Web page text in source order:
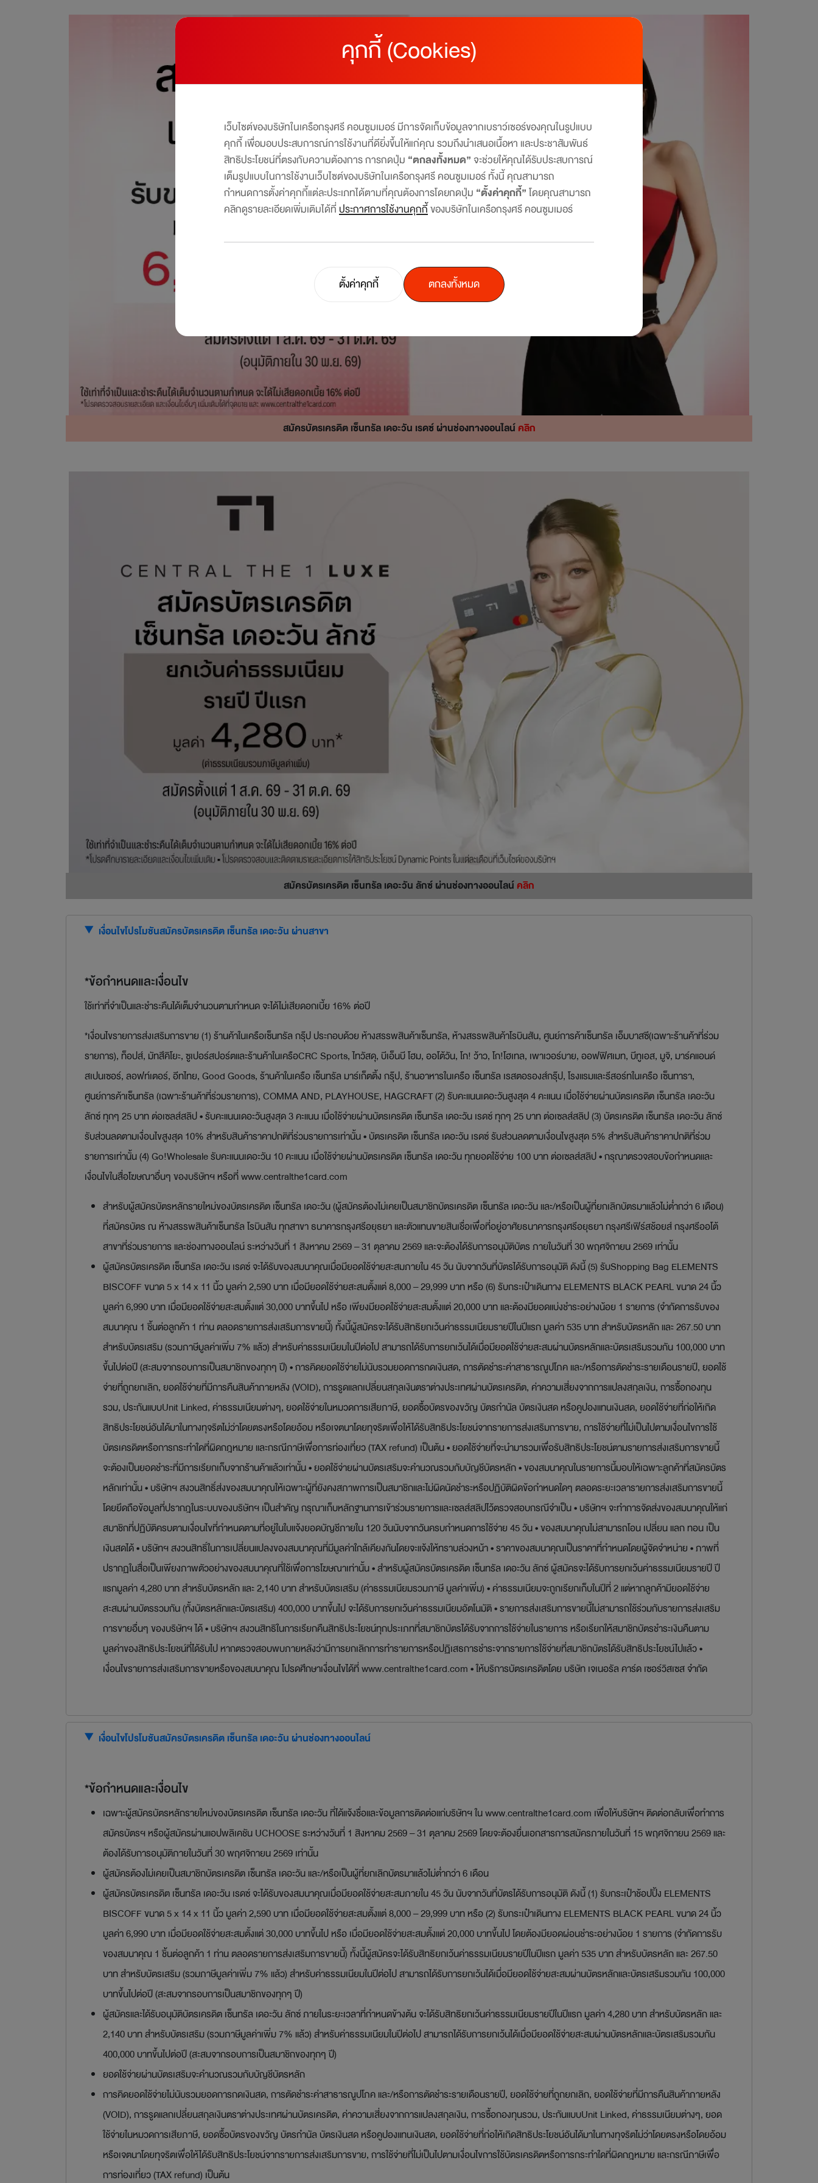
สมัครบัตรเครดิต เซ็นทรัล เดอะวัน เรดซ์ ผ่านช่องทางออนไลน์คลิก
สมัครบัตรเครดิต เซ็นทรัล เดอะวัน ลักซ์ ผ่านช่องทางออนไลน์คลิก
เงื่อนไขโปรโมชันสมัครบัตรเครดิต เซ็นทรัล เดอะวัน ผ่านสาขา
*ข้อกำหนดและเงื่อนไข
ใช้เท่าที่จำเป็นและชำระคืนได้เต็มจำนวนตามกำหนด จะได้ไม่เสียดอกเบี้ย 16% ต่อปี
*เงื่อนไขรายการส่งเสริมการขาย (1) ร้านค้าในเครือเซ็นทรัล กรุ๊ป ประกอบด้วย ห้างสรรพสินค้าเซ็นทรัล, ห้างสรรพสินค้าโรบินสัน, ศูนย์การค้าเซ็นทรัล เอ็มบาสซี(เฉพาะร้านค้าที่ร่วม
รายการ), ท็อปส์, มัทสึคิโยะ, ซูเปอร์สปอร์ตและร้านค้าในเครือCRC Sports, ไทวัสดุ, บีเอ็นบี โฮม, ออโต้วัน, โก! ว้าว, โก!โฮเทล, เพาเวอร์บาย, ออฟฟิศเมท, บีทูเอส, มูจิ, มาร์คแอนด์
สเปนเซอร์, ลอฟท์เตอร์, อีทไทย, Good Goods, ร้านค้าในเครือ เซ็นทรัล มาร์เก็ตติ้ง กรุ๊ป, ร้านอาหารในเครือ เซ็นทรัล เรสตอรองส์กรุ๊ป, โรงแรมและรีสอร์ทในเครือ เซ็นทารา,
ศูนย์การค้าเซ็นทรัล (เฉพาะร้านค้าที่ร่วมรายการ), COMMA AND, PLAYHOUSE, HAGCRAFT (2) รับคะแนนเดอะวันสูงสุด 4 คะแนน เมื่อใช้จ่ายผ่านบัตรเครดิต เซ็นทรัล เดอะวัน
ลักซ์ ทุกๆ 25 บาท ต่อเซลส์สลิป • รับคะแนนเดอะวันสูงสุด 3 คะแนน เมื่อใช้จ่ายผ่านบัตรเครดิต เซ็นทรัล เดอะวัน เรดซ์ ทุกๆ 25 บาท ต่อเซลส์สลิป (3) บัตรเครดิต เซ็นทรัล เดอะวัน ลักซ์
รับส่วนลดตามเงื่อนไขสูงสุด 10% สำหรับสินค้าราคาปกติที่ร่วมรายการเท่านั้น • บัตรเครดิต เซ็นทรัล เดอะวัน เรดซ์ รับส่วนลดตามเงื่อนไขสูงสุด 5% สำหรับสินค้าราคาปกติที่ร่วม
รายการเท่านั้น (4) Go!Wholesale รับคะแนนเดอะวัน 10 คะแนน เมื่อใช้จ่ายผ่านบัตรเครดิต เซ็นทรัล เดอะวัน ทุกยอดใช้จ่าย 100 บาท ต่อเซลส์สลิป • กรุณาตรวจสอบข้อกำหนดและ
เงื่อนไขในสื่อโฆษณาอื่นๆ ของบริษัทฯ หรือที่www.centralthe1card.com
สำหรับผู้สมัครบัตรหลักรายใหม่ของบัตรเครดิต เซ็นทรัล เดอะวัน (ผู้สมัครต้องไม่เคยเป็นสมาชิกบัตรเครดิต เซ็นทรัล เดอะวัน และ/หรือเป็นผู้ที่ยกเลิกบัตรมาแล้วไม่ต่ำกว่า 6 เดือน)
ที่สมัครบัตร ณ ห้างสรรพสินค้าเซ็นทรัล โรบินสัน ทุกสาขา ธนาคารกรุงศรีอยุธยา และตัวแทนขายสินเชื่อเพื่อที่อยู่อาศัยธนาคารกรุงศรีอยุธยา กรุงศรีเฟิร์สช้อยส์ กรุงศรีออโต้
สาขาที่ร่วมรายการ และช่องทางออนไลน์ ระหว่างวันที่ 1 สิงหาคม 2569 – 31 ตุลาคม 2569 และจะต้องได้รับการอนุมัติบัตร ภายในวันที่ 30 พฤศจิกายน 2569 เท่านั้น
ผู้สมัครบัตรเครดิต เซ็นทรัล เดอะวัน เรดซ์ จะได้รับของสมนาคุณเมื่อมียอดใช้จ่ายสะสมภายใน 45 วัน นับจากวันที่บัตรได้รับการอนุมัติ ดังนี้ (5) รับShopping Bag ELEMENTS
BISCOFF ขนาด 5 x 14 x 11 นิ้ว มูลค่า 2,590 บาท เมื่อมียอดใช้จ่ายสะสมตั้งแต่ 8,000 – 29,999 บาท หรือ (6) รับกระเป๋าเดินทาง ELEMENTS BLACK PEARL ขนาด 24 นิ้ว
มูลค่า 6,990 บาท เมื่อมียอดใช้จ่ายสะสมตั้งแต่ 30,000 บาทขึ้นไป หรือ เพียงมียอดใช้จ่ายสะสมตั้งแต่ 20,000 บาท และต้องมียอดแบ่งชำระอย่างน้อย 1 รายการ (จำกัดการรับของ
สมนาคุณ 1 ชิ้นต่อลูกค้า 1 ท่าน ตลอดรายการส่งเสริมการขายนี้) ทั้งนี้ผู้สมัครจะได้รับสิทธิยกเว้นค่าธรรมเนียมรายปีในปีแรก มูลค่า 535 บาท สำหรับบัตรหลัก และ 267.50 บาท
สำหรับบัตรเสริม (รวมภาษีมูลค่าเพิ่ม 7% แล้ว) สำหรับค่าธรรมเนียมในปีต่อไป สามารถได้รับการยกเว้นได้เมื่อมียอดใช้จ่ายสะสมผ่านบัตรหลักและบัตรเสริมรวมกัน 100,000 บาท
ขึ้นไปต่อปี (สะสมจากรอบการเป็นสมาชิกของทุกๆ ปี) • การคิดยอดใช้จ่ายไม่นับรวมยอดการกดเงินสด, การตัดชำระค่าสาธารณูปโภค และ/หรือการตัดชำระรายเดือนรายปี, ยอดใช้
จ่ายที่ถูกยกเลิก, ยอดใช้จ่ายที่มีการคืนสินค้าภายหลัง (VOID), การรูดแลกเปลี่ยนสกุลเงินตราต่างประเทศผ่านบัตรเครดิต, ค่าความเสี่ยงจากการแปลงสกุลเงิน, การซื้อกองทุน
รวม, ประกันแบบUnit Linked, ค่าธรรมเนียมต่างๆ, ยอดใช้จ่ายในหมวดการเสียภาษี, ยอดซื้อบัตรของขวัญ บัตรกำนัล บัตรเงินสด หรือคูปองแทนเงินสด, ยอดใช้จ่ายที่ก่อให้เกิด
สิทธิประโยชน์อันได้มาในทางทุจริตไม่ว่าโดยตรงหรือโดยอ้อม หรือเจตนาโดยทุจริตเพื่อให้ได้รับสิทธิประโยชน์จากรายการส่งเสริมการขาย, การใช้จ่ายที่ไม่เป็นไปตามเงื่อนไขการใช้
บัตรเครดิตหรือการกระทำใดที่ผิดกฎหมาย และกรณีภาษีเพื่อการท่องเที่ยว (TAX refund) เป็นต้น • ยอดใช้จ่ายที่จะนำมารวมเพื่อรับสิทธิประโยชน์ตามรายการส่งเสริมการขายนี้
จะต้องเป็นยอดชำระที่มีการเรียกเก็บจากร้านค้าแล้วเท่านั้น • ยอดใช้จ่ายผ่านบัตรเสริมจะคำนวณรวมกับบัญชีบัตรหลัก • ของสมนาคุณในรายการนี้มอบให้เฉพาะลูกค้าที่สมัครบัตร
หลักเท่านั้น • บริษัทฯ สงวนสิทธิ์ส่งของสมนาคุณให้เฉพาะผู้ที่ยังคงสภาพการเป็นสมาชิกและไม่ผิดนัดชำระหรือปฏิบัติผิดข้อกำหนดใดๆ ตลอดระยะเวลารายการส่งเสริมการขายนี้
โดยยึดถือข้อมูลที่ปรากฎในระบบของบริษัทฯ เป็นสำคัญ กรุณาเก็บหลักฐานการเข้าร่วมรายการและเซลส์สลิปไว้ตรวจสอบกรณีจำเป็น • บริษัทฯ จะทำการจัดส่งของสมนาคุณให้แก่
สมาชิกที่ปฏิบัติครบตามเงื่อนไขที่กำหนดตามที่อยู่ในใบแจ้งยอดบัญชีภายใน 120 วันนับจากวันครบกำหนดการใช้จ่าย 45 วัน • ของสมนาคุณไม่สามารถโอน เปลี่ยน แลก ทอน เป็น
เงินสดได้ • บริษัทฯ สงวนสิทธิ์ในการเปลี่ยนแปลงของสมนาคุณที่มีมูลค่าใกล้เคียงกันโดยจะแจ้งให้ทราบล่วงหน้า • ราคาของสมนาคุณเป็นราคาที่กำหนดโดยผู้จัดจำหน่าย • ภาพที่
ปรากฏในสื่อเป็นเพียงภาพตัวอย่างของสมนาคุณที่ใช้เพื่อการโฆษณาเท่านั้น • สำหรับผู้สมัครบัตรเครดิต เซ็นทรัล เดอะวัน ลักซ์ ผู้สมัครจะได้รับการยกเว้นค่าธรรมเนียมรายปี ปี
แรกมูลค่า 4,280 บาท สำหรับบัตรหลัก และ 2,140 บาท สำหรับบัตรเสริม (ค่าธรรมเนียมรวมภาษี มูลค่าเพิ่ม) • ค่าธรรมเนียมจะถูกเรียกเก็บในปีที่ 2 แต่หากลูกค้ามียอดใช้จ่าย
สะสมผ่านบัตรรวมกัน (ทั้งบัตรหลักและบัตรเสริม) 400,000 บาทขึ้นไป จะได้รับการยกเว้นค่าธรรมเนียมอัตโนมัติ • รายการส่งเสริมการขายนี้ไม่สามารถใช้ร่วมกับรายการส่งเสริม
การขายอื่นๆ ของบริษัทฯ ได้ • บริษัทฯ สงวนสิทธิในการเรียกคืนสิทธิประโยชน์ทุกประเภทที่สมาชิกบัตรได้รับจากการใช้จ่ายในรายการ หรือเรียกให้สมาชิกบัตรชำระเงินคืนตาม
มูลค่าของสิทธิประโยชน์ที่ได้รับไป หากตรวจสอบพบภายหลังว่ามีการยกเลิกการทำรายการหรือปฏิเสธการชำระจากรายการใช้จ่ายที่สมาชิกบัตรได้รับสิทธิประโยชน์ไปแล้ว •
เงื่อนไขรายการส่งเสริมการขายหรือของสมนาคุณ โปรดศึกษาเงื่อนไขได้ที่ www.centralthe1card.com • ให้บริการบัตรเครดิตโดย บริษัท เจเนอรัล คาร์ด เซอร์วิสเซส จำกัด
เงื่อนไขโปรโมชันสมัครบัตรเครดิต เซ็นทรัล เดอะวัน ผ่านช่องทางออนไลน์
*ข้อกำหนดและเงื่อนไข
เฉพาะผู้สมัครบัตรหลักรายใหม่ของบัตรเครดิต เซ็นทรัล เดอะวัน ที่ได้แจ้งชื่อและข้อมูลการติดต่อแก่บริษัทฯ ใน www.centralthe1card.com เพื่อให้บริษัทฯ ติดต่อกลับเพื่อทำการ
สมัครบัตรฯ หรือผู้สมัครผ่านแอปพลิเคชัน UCHOOSE ระหว่างวันที่ 1 สิงหาคม 2569 – 31 ตุลาคม 2569 โดยจะต้องยื่นเอกสารการสมัครภายในวันที่ 15 พฤศจิกายน 2569 และ
ต้องได้รับการอนุมัติภายในวันที่ 30 พฤศจิกายน 2569 เท่านั้น
ผู้สมัครต้องไม่เคยเป็นสมาชิกบัตรเครดิต เซ็นทรัล เดอะวัน และ/หรือเป็นผู้ที่ยกเลิกบัตรมาแล้วไม่ต่ำกว่า 6 เดือน
ผู้สมัครบัตรเครดิต เซ็นทรัล เดอะวัน เรดซ์ จะได้รับของสมนาคุณเมื่อมียอดใช้จ่ายสะสมภายใน 45 วัน นับจากวันที่บัตรได้รับการอนุมัติ ดังนี้ (1) รับกระเป๋าช้อปปิ้ง ELEMENTS
BISCOFF ขนาด 5 x 14 x 11 นิ้ว มูลค่า 2,590 บาท เมื่อมียอดใช้จ่ายสะสมตั้งแต่ 8,000 – 29,999 บาท หรือ (2) รับกระเป๋าเดินทาง ELEMENTS BLACK PEARL ขนาด 24 นิ้ว
มูลค่า 6,990 บาท เมื่อมียอดใช้จ่ายสะสมตั้งแต่ 30,000 บาทขึ้นไป หรือ เมื่อมียอดใช้จ่ายสะสมตั้งแต่ 20,000 บาทขึ้นไป โดยต้องมียอดผ่อนชำระอย่างน้อย 1 รายการ (จำกัดการรับ
ของสมนาคุณ 1 ชิ้นต่อลูกค้า 1 ท่าน ตลอดรายการส่งเสริมการขายนี้) ทั้งนี้ผู้สมัครจะได้รับสิทธิยกเว้นค่าธรรมเนียมรายปีในปีแรก มูลค่า 535 บาท สำหรับบัตรหลัก และ 267.50
บาท สำหรับบัตรเสริม (รวมภาษีมูลค่าเพิ่ม 7% แล้ว) สำหรับค่าธรรมเนียมในปีต่อไป สามารถได้รับการยกเว้นได้เมื่อมียอดใช้จ่ายสะสมผ่านบัตรหลักและบัตรเสริมรวมกัน 100,000
บาทขึ้นไปต่อปี (สะสมจากรอบการเป็นสมาชิกของทุกๆ ปี)
ผู้สมัครและได้รับอนุมัติบัตรเครดิต เซ็นทรัล เดอะวัน ลักซ์ ภายในระยะเวลาที่กำหนดข้างต้น จะได้รับสิทธิยกเว้นค่าธรรมเนียมรายปีในปีแรก มูลค่า 4,280 บาท สำหรับบัตรหลัก และ
2,140 บาท สำหรับบัตรเสริม (รวมภาษีมูลค่าเพิ่ม 7% แล้ว) สำหรับค่าธรรมเนียมในปีต่อไป สามารถได้รับการยกเว้นได้เมื่อมียอดใช้จ่ายสะสมผ่านบัตรหลักและบัตรเสริมรวมกัน
400,000 บาทขึ้นไปต่อปี (สะสมจากรอบการเป็นสมาชิกของทุกๆ ปี)
ยอดใช้จ่ายผ่านบัตรเสริมจะคำนวณรวมกับบัญชีบัตรหลัก
การคิดยอดใช้จ่ายไม่นับรวมยอดการกดเงินสด, การตัดชำระค่าสาธารณูปโภค และ/หรือการตัดชำระรายเดือนรายปี, ยอดใช้จ่ายที่ถูกยกเลิก, ยอดใช้จ่ายที่มีการคืนสินค้าภายหลัง
(VOID), การรูดแลกเปลี่ยนสกุลเงินตราต่างประเทศผ่านบัตรเครดิต, ค่าความเสี่ยงจากการแปลงสกุลเงิน, การซื้อกองทุนรวม, ประกันแบบUnit Linked, ค่าธรรมเนียมต่างๆ, ยอด
ใช้จ่ายในหมวดการเสียภาษี, ยอดซื้อบัตรของขวัญ บัตรกำนัล บัตรเงินสด หรือคูปองแทนเงินสด, ยอดใช้จ่ายที่ก่อให้เกิดสิทธิประโยชน์อันได้มาในทางทุจริตไม่ว่าโดยตรงหรือโดยอ้อม
หรือเจตนาโดยทุจริตเพื่อให้ได้รับสิทธิประโยชน์จากรายการส่งเสริมการขาย, การใช้จ่ายที่ไม่เป็นไปตามเงื่อนไขการใช้บัตรเครดิตหรือการกระทำใดที่ผิดกฎหมาย และกรณีภาษีเพื่อ
การท่องเที่ยว (TAX refund) เป็นต้น
คุกกี้ (Cookies)
เว็บไซต์ของบริษัทในเครือกรุงศรี คอนซูมเมอร์ มีการจัดเก็บข้อมูลจากเบราว์เซอร์ของคุณในรูปแบบ
คุกกี้ เพื่อมอบประสบการณ์การใช้งานที่ดียิ่งขึ้นให้แก่คุณ รวมถึงนำเสนอเนื้อหา และประชาสัมพันธ์
สิทธิประโยชน์ที่ตรงกับความต้องการ การกดปุ่ม “ตกลงทั้งหมด”จะช่วยให้คุณได้รับประสบการณ์
เต็มรูปแบบในการใช้งานเว็บไซต์ของบริษัทในเครือกรุงศรี คอนซูมเมอร์ ทั้งนี้ คุณสามารถ
กำหนดการตั้งค่าคุกกี้แต่ละประเภทได้ตามที่คุณต้องการโดยกดปุ่ม “ตั้งค่าคุกกี้”โดยคุณสามารถ
คลิกดูรายละเอียดเพิ่มเติมได้ที่ ประกาศการใช้งานคุกกี้ของบริษัทในเครือกรุงศรี คอนซูมเมอร์
ตั้งค่าคุกกี้ ตกลงทั้งหมด